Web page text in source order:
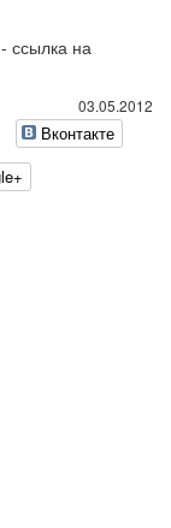
ссылка на
03.05.2012
Вконтакте